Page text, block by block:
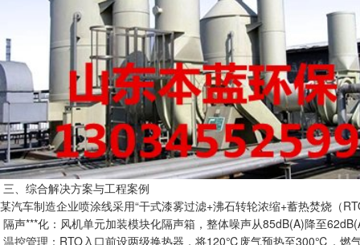
三、综合解决方案与工程案例
某汽车制造企业喷涂线采用“干式漆雾过滤+沸石转轮浓缩+蓄热焚烧（
隔声***化：风机单元加装模块化隔声箱，整体噪声从85dB(A)降至
温控管理：RTO入口前设两级换热器，将120℃废气预热至300℃，燃